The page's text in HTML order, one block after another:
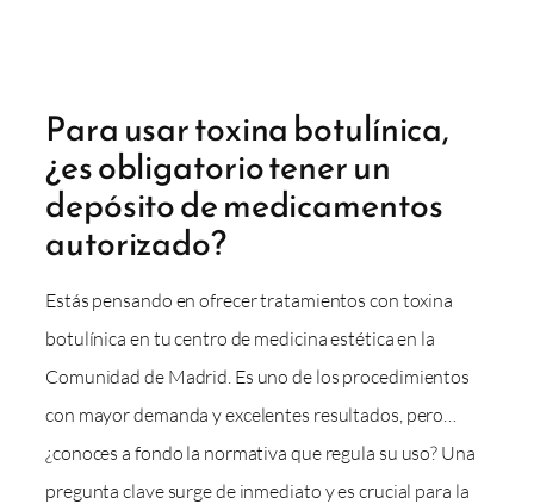
Para usar toxina botulínica,
¿es obligatorio tener un
depósito de medicamentos
autorizado?
Estás pensando en ofrecer tratamientos con toxina
botulínica en tu centro de medicina estética en la
Comunidad de Madrid. Es uno de los procedimientos
con mayor demanda y excelentes resultados, pero…
¿conoces a fondo la normativa que regula su uso? Una
pregunta clave surge de inmediato y es crucial para la